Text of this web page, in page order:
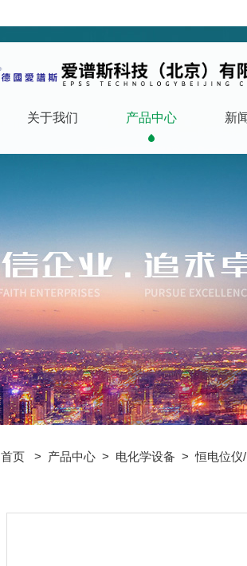
关于我们 产品中心 新
首页 > 产品中心 > 电化学设备 >恒电位仪